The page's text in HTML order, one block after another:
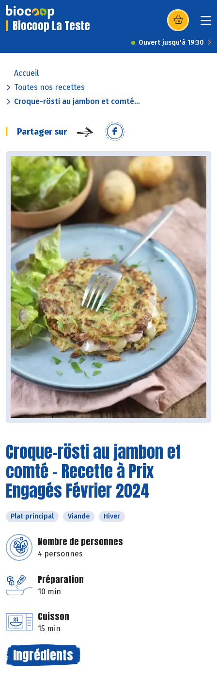
Biocoop La Teste (s’ouvre dans
Ouvert jusqu'à 19:30
Accueil
Toutes nos recettes
Croque-rösti au jambon et comté...
Partager sur
Croque-rösti au jambon et
comté - Recette à Prix
Engagés Février 2024
Plat principal Viande Hiver
Nombre de personnes
4 personnes
Préparation
10 min
Cuisson
15 min
Ingrédients